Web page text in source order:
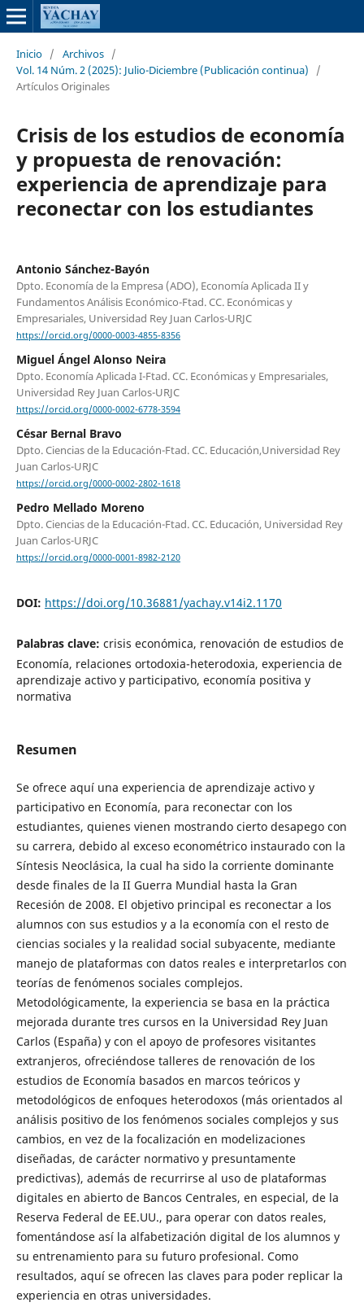
Inicio / Archivos /
Vol. 14 Núm. 2 (2025): Julio-Diciembre (Publicación continua)
/
Artículos Originales
Crisis de los estudios de economía
y propuesta de renovación:
experiencia de aprendizaje para
reconectar con los estudiantes
Antonio Sánchez-Bayón
Dpto. Economía de la Empresa (ADO), Economía Aplicada II y
Fundamentos Análisis Económico-Ftad. CC. Económicas y
Empresariales, Universidad Rey Juan Carlos-URJC
https://orcid.org/0000-0003-4855-8356
Miguel Ángel Alonso Neira
Dpto. Economía Aplicada I-Ftad. CC. Económicas y Empresariales,
Universidad Rey Juan Carlos-URJC
https://orcid.org/0000-0002-6778-3594
César Bernal Bravo
Dpto. Ciencias de la Educación-Ftad. CC. Educación,Universidad Rey
Juan Carlos-URJC
https://orcid.org/0000-0002-2802-1618
Pedro Mellado Moreno
Dpto. Ciencias de la Educación-Ftad. CC. Educación, Universidad Rey
Juan Carlos-URJC
https://orcid.org/0000-0001-8982-2120
DOI: https://doi.org/10.36881/yachay.v14i2.1170
Palabras clave: crisis económica, renovación de estudios de
Economía, relaciones ortodoxia-heterodoxia, experiencia de
aprendizaje activo y participativo, economía positiva y
normativa
Resumen
Se ofrece aquí una experiencia de aprendizaje activo y
participativo en Economía, para reconectar con los
estudiantes, quienes vienen mostrando cierto desapego con
su carrera, debido al exceso econométrico instaurado con la
Síntesis Neoclásica, la cual ha sido la corriente dominante
desde finales de la II Guerra Mundial hasta la Gran
Recesión de 2008. El objetivo principal es reconectar a los
alumnos con sus estudios y a la economía con el resto de
ciencias sociales y la realidad social subyacente, mediante
manejo de plataformas con datos reales e interpretarlos con
teorías de fenómenos sociales complejos.
Metodológicamente, la experiencia se basa en la práctica
mejorada durante tres cursos en la Universidad Rey Juan
Carlos (España) y con el apoyo de profesores visitantes
extranjeros, ofreciéndose talleres de renovación de los
estudios de Economía basados en marcos teóricos y
metodológicos de enfoques heterodoxos (más orientados al
análisis positivo de los fenómenos sociales complejos y sus
cambios, en vez de la focalización en modelizaciones
diseñadas, de carácter normativo y presuntamente
predictivas), además de recurrirse al uso de plataformas
digitales en abierto de Bancos Centrales, en especial, de la
Reserva Federal de EE.UU., para operar con datos reales,
fomentándose así la alfabetización digital de los alumnos y
su entrenamiento para su futuro profesional. Como
resultados, aquí se ofrecen las claves para poder replicar la
experiencia en otras universidades.